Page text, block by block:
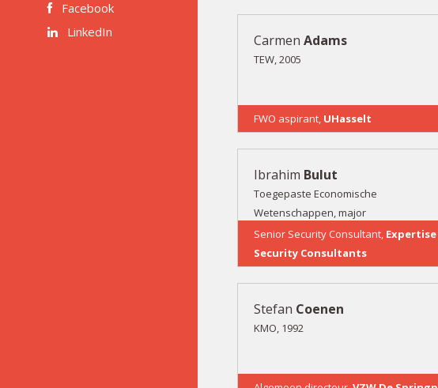
Facebook
LinkedIn
Carmen Adams
TEW, 2005
FWO aspirant, UHasselt
Ibrahim Bulut
Toegepaste Economische
Wetenschappen, major
Beleidsmanagement minor
Zakenwezen, 2003
Senior Security Consultant, Expertise
Security Consultants
Stefan Coenen
KMO, 1992